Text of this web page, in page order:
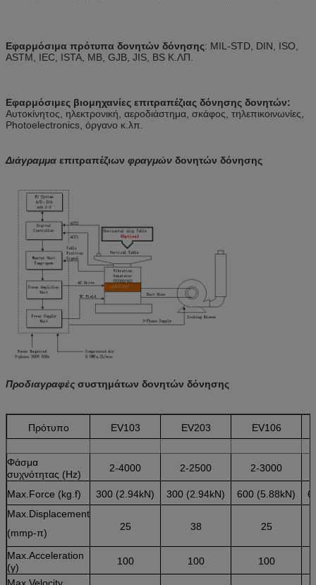
Εφαρμόσιμα πρότυπα δονητών δόνησης: MIL-STD, DIN, ISO,
ASTM, IEC, ISTA, ΜΒ, GJB, JIS, BS Κ.ΛΠ.
Εφαρμόσιμες βιομηχανίες επιτραπέζιας δόνησης δονητών:
Αυτοκίνητος, ηλεκτρονική, αεροδιάστημα, σκάφος, τηλεπικοινωνίες,
Photoelectronics, όργανο κ.λπ.
Διάγραμμα επιτραπέζιων φραγμών δονητών δόνησης
Προδιαγραφές συστημάτων δονητών δόνησης
Πρότυπο EV103 EV203 EV106
Φάσμα
συχνότητας (Hz)
2-4000 2-2500 2-3000
Max.Force (kg.f) 300 (2.94kN) 300 (2.94kN) 600 (5.88kN)
Max.Displacement
(mmp-π)
25 38 25
Max.Acceleration
(γ)
100 100
100